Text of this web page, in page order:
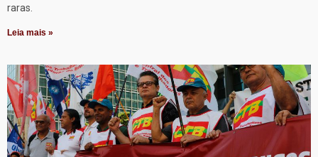
raras.
Leia mais »